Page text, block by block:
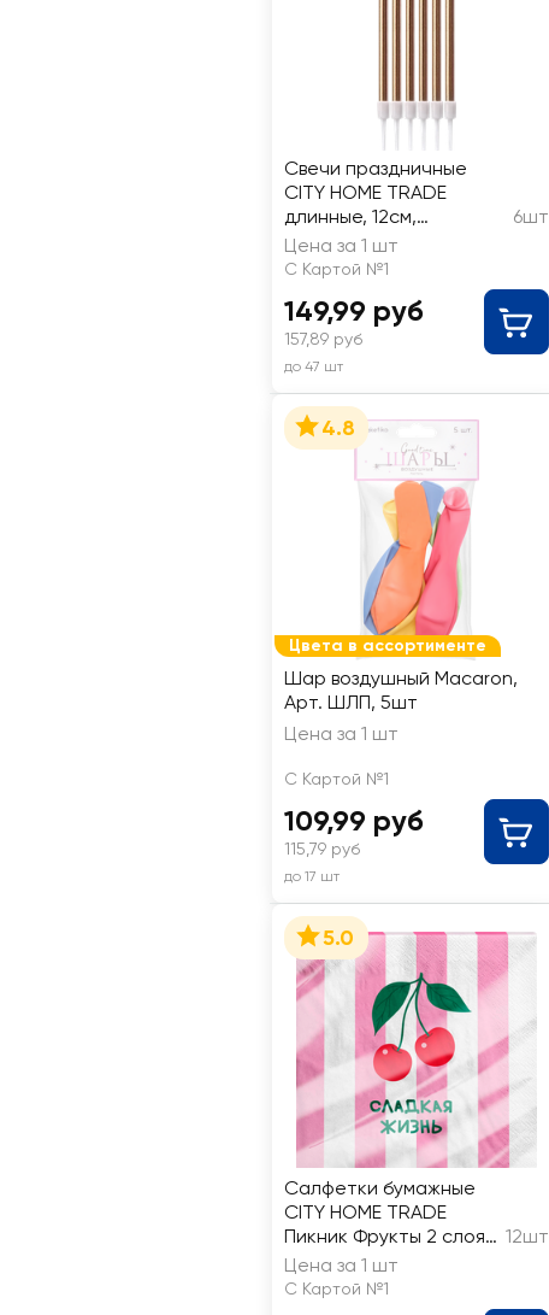
Свечи праздничные
CITY HOME TRADE
длинные, 12см,
металлик
6шт
Цена за 1 шт
С Картой №1
149,99 руб
157,89 руб
до 47 шт
Цвета в ассортименте
4.8
Шар воздушный Macaron,
Арт. ШЛП, 5шт
Цена за 1 шт
С Картой №1
109,99 руб
115,79 руб
до 17 шт
5.0
Салфетки бумажные
CITY HOME TRADE
Пикник Фрукты 2 слоя,
33х33см
12шт
Цена за 1 шт
С Картой №1